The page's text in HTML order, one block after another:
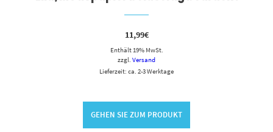
11,99€
Enthält 19% MwSt.
zzgl. Versand
Lieferzeit: ca. 2-3 Werktage
GEHEN SIE ZUM PRODUKT